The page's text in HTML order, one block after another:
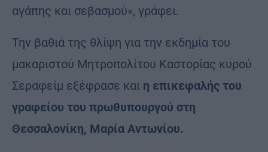
αγάπης και σεβασμού», γράφει.
Την βαθιά της θλίψη για την εκδημία του
μακαριστού Μητροπολίτου Καστορίας κυρού
Σεραφείμ εξέφρασε και η επικεφαλής του
γραφείου του πρωθυπουργού στη
Θεσσαλονίκη, Μαρία Αντωνίου.